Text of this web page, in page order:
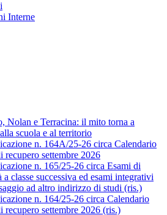
Interne
Nolan e Terracina: il mito torna a
scuola e al territorio
n. 164A/25-26 circa Calendario
recupero settembre 2026
n. 165/25-26 circa Esami di
a classe successiva ed esami integrativi
ad altro indirizzo di studi (ris.)
n. 164/25-26 circa Calendario
recupero settembre 2026 (ris.)